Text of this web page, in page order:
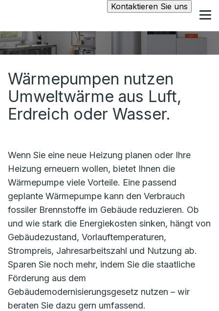
Kontaktieren Sie uns
Wärmepumpen nutzen
Umweltwärme aus Luft,
Erdreich oder Wasser.
Wenn Sie eine neue Heizung planen oder Ihre
Heizung erneuern wollen, bietet Ihnen die
Wärmepumpe viele Vorteile. Eine passend
geplante Wärmepumpe kann den Verbrauch
fossiler Brennstoffe im Gebäude reduzieren. Ob
und wie stark die Energiekosten sinken, hängt von
Gebäudezustand, Vorlauftemperaturen,
Strompreis, Jahresarbeitszahl und Nutzung ab.
Sparen Sie noch mehr, indem Sie die staatliche
Förderung aus dem
Gebäudemodernisierungsgesetz nutzen – wir
beraten Sie dazu gern umfassend.